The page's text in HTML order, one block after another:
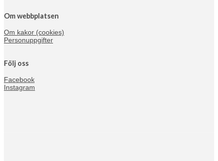
Om webbplatsen
Om kakor (cookies)
Personuppgifter
Följ oss
Facebook
Instagram